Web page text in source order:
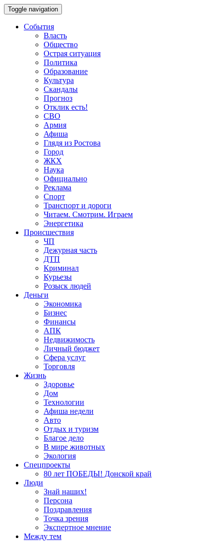
Toggle navigation
События
Власть
Общество
Острая ситуация
Политика
Образование
Культура
Скандалы
Прогноз
Отклик есть!
СВО
Армия
Афиша
Глядя из Ростова
Город
ЖКХ
Наука
Официально
Реклама
Спорт
Транспорт и дороги
Читаем. Смотрим. Играем
Энергетика
Происшествия
ЧП
Дежурная часть
ДТП
Криминал
Курьезы
Розыск людей
Деньги
Экономика
Бизнес
Финансы
АПК
Недвижимость
Личный бюджет
Сфера услуг
Торговля
Жизнь
Здоровье
Дом
Технологии
Афиша недели
Авто
Отдых и туризм
Благое дело
В мире животных
Экология
Спецпроекты
80 лет ПОБЕДЫ! Донской край
Люди
Знай наших!
Персона
Поздравления
Точка зрения
Экспертное мнение
Между тем